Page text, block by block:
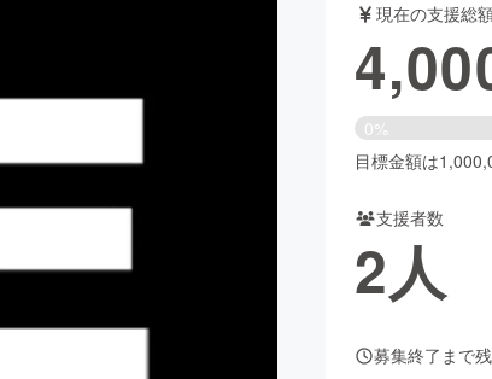
舞台・パフォーマンス
ビス開発
版
ビューティー・ヘルスケア
現在の支援総
0%
目標金額は
支援者数
2人
募集終了まで